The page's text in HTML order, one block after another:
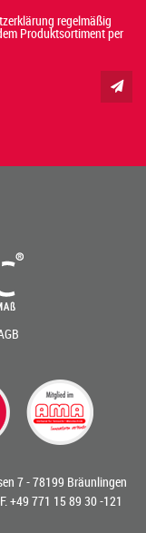
regelmäßig
Produktsortiment per
7 - 78199 Bräunlingen
+49 771 15 89 30 -121